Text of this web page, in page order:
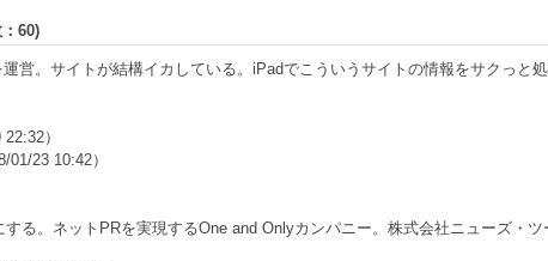
60)
営。サイトが結構イカしている。iPadでこういうサイトの情報をサクっと
）
01/23 10:42）
る。ネットPRを実現するOne and Onlyカンパニー。株式会社ニューズ・ツ